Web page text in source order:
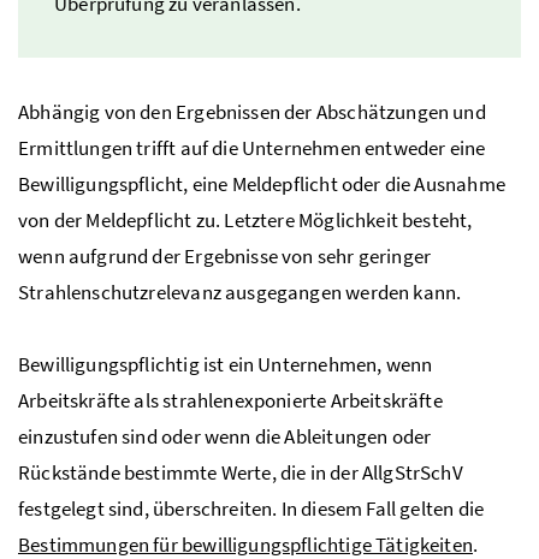
Abhängig von den Ergebnissen der Abschätzungen und
Ermittlungen trifft auf die Unternehmen entweder eine
Bewilligungspflicht, eine Meldepflicht oder die Ausnahme
von der Meldepflicht zu. Letztere Möglichkeit besteht,
wenn aufgrund der Ergebnisse von sehr geringer
Strahlenschutzrelevanz ausgegangen werden kann.
Bewilligungspflichtig ist ein Unternehmen, wenn
Arbeitskräfte als strahlenexponierte Arbeitskräfte
einzustufen sind oder wenn die Ableitungen oder
Rückstände bestimmte Werte, die in derAllgStrSchV
festgelegt sind, überschreiten. In diesem Fall gelten die
Bestimmungen für bewilligungspflichtige Tätigkeiten.